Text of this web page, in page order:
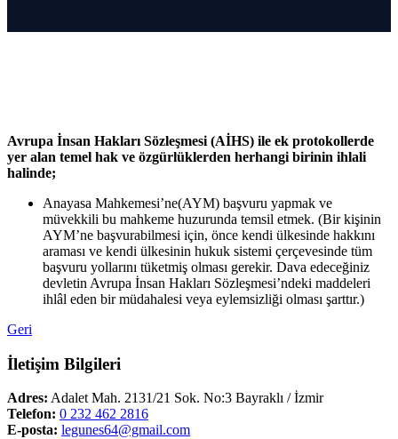
Avrupa İnsan Hakları Sözleşmesi (AİHS) ile ek protokollerde
yer alan temel hak ve özgürlüklerden herhangi birinin ihlali
halinde;
Anayasa Mahkemesi’ne(AYM) başvuru yapmak ve
müvekkili bu mahkeme huzurunda temsil etmek. (Bir kişinin
AYM’ne başvurabilmesi için, önce kendi ülkesinde hakkını
araması ve kendi ülkesinin hukuk sistemi çerçevesinde tüm
başvuru yollarını tüketmiş olması gerekir. Dava edeceğiniz
devletin Avrupa İnsan Hakları Sözleşmesi’ndeki maddeleri
ihlâl eden bir müdahalesi veya eylemsizliği olması şarttır.)
Geri
İletişim Bilgileri
Adres: Adalet Mah. 2131/21 Sok. No:3 Bayraklı / İzmir
Telefon: 0 232 462 2816
E-posta: legunes64@gmail.com